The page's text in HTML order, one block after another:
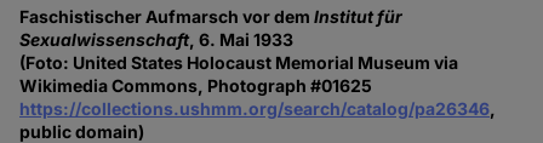
Faschistischer Aufmarsch vor demInstitut für
Sexualwissenschaft, 6. Mai 1933
(Foto: United States Holocaust Memorial Museum via
Wikimedia Commons, Photograph #01625
https://collections.ushmm.org/search/catalog/pa26346,
public domain)